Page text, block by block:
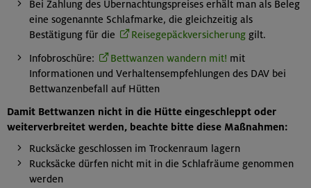
Bei Zahlung des Übernachtungspreises erhält man als Beleg
eine sogenannte Schlafmarke, die gleichzeitig als
Bestätigung für die
Reisegepäckversicherung gilt.
Infobroschüre:
Bettwanzen wandern mit! mit
Informationen und Verhaltensempfehlungen des DAV bei
Bettwanzenbefall auf Hütten
Damit Bettwanzen nicht in die Hütte eingeschleppt oder
weiterverbreitet werden, beachte bitte diese Maßnahmen:
Rucksäcke geschlossen im Trockenraum lagern
Rucksäcke dürfen nicht mit in die Schlafräume genommen
werden